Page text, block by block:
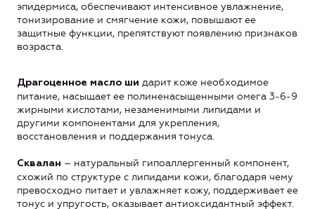
эпидермиса, обеспечивают интенсивное увлажнение,
тонизирование и смягчение кожи, повышают ее
защитные функции, препятствуют появлению признаков
возраста.
Драгоценное масло ши дарит коже необходимое
питание, насыщает ее полиненасыщенными омега 3-6-9
жирными кислотами, незаменимыми липидами и
другими компонентами для укрепления,
восстановления и поддержания тонуса.
Сквалан – натуральный гипоаллергенный компонент,
схожий по структуре с липидами кожи, благодаря чему
превосходно питает и увлажняет кожу, поддерживает ее
тонус и упругость, оказывает антиоксидантный эффект.